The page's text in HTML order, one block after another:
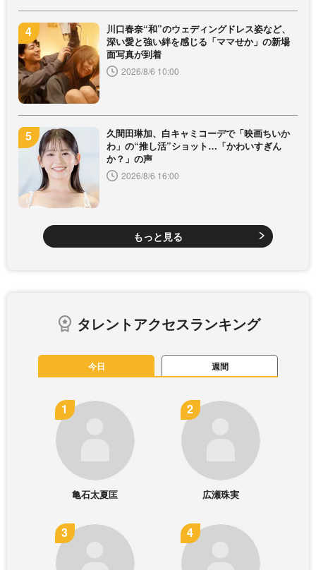
川口春奈“和”のウェディングドレス姿など、
深い愛と強い絆を感じる「ママせか」の新場
面写真が到着
2026/8/6 10:00
久間田琳加、白キャミコーデで「映画ちいか
わ」の“推し活”ショット…「かわいすぎん
か？」の声
2026/8/6 16:00
もっと見る
タレントアクセスランキング
今日 週間
亀石太夏匡 広瀬珠実